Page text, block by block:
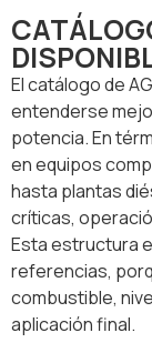
El catálogo de
entenderse
potencia. En
en equipos
hasta plantas
críticas,
Esta estructura
referencias,
combustible,
aplicación final.